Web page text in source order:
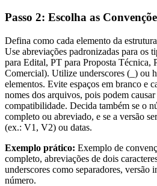
Passo 2: Escolha as
Defina como cada elemento da
Use abreviações padronizadas para os
para Edital, PT para Proposta Técnica,
Comercial). Utilize underscores (_) ou
elementos. Evite espaços em branco e
nomes dos arquivos, pois podem
compatibilidade. Decida também se o
completo ou abreviado, e se a versão
(ex.: V1, V2) ou datas.
Exemplo prático: Exemplo de
completo, abreviações de dois
underscores como separadores,
número.